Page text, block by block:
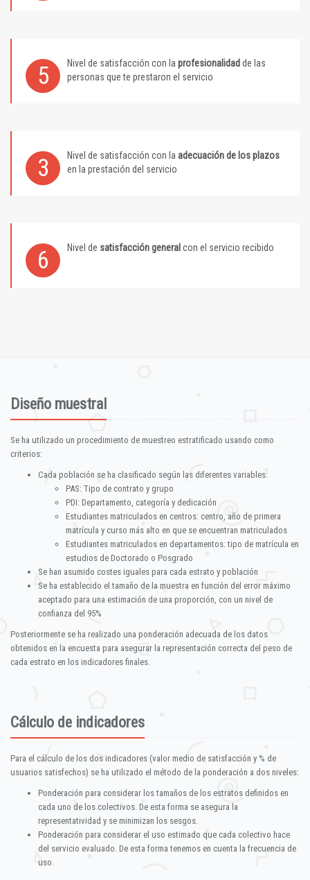
5 Nivel de satisfacción con la profesionalidad de las
personas que te prestaron el servicio
3 Nivel de satisfacción con la adecuación de los plazos
en la prestación del servicio
6 Nivel de satisfacción general con el servicio recibido
Diseño muestral
Se ha utilizado un procedimiento de muestreo estratificado usando como
criterios:
Cada población se ha clasificado según las diferentes variables:
PAS: Tipo de contrato y grupo
PDI: Departamento, categoría y dedicación
Estudiantes matriculados en centros: centro, año de primera
matrícula y curso más alto en que se encuentran matriculados
Estudiantes matriculados en departamentos: tipo de matrícula en
estudios de Doctorado o Posgrado
Se han asumido costes iguales para cada estrato y población
Se ha establecido el tamaño de la muestra en función del error máximo
aceptado para una estimación de una proporción, con un nivel de
confianza del 95%
Posteriormente se ha realizado una ponderación adecuada de los datos
obtenidos en la encuesta para asegurar la representación correcta del peso de
cada estrato en los indicadores finales.
Cálculo de indicadores
Para el cálculo de los dos indicadores (valor medio de satisfacción y % de
usuarios satisfechos) se ha utilizado el método de la ponderación a dos niveles:
Ponderación para considerar los tamaños de los estratos definidos en
cada uno de los colectivos. De esta forma se asegura la
representatividad y se minimizan los sesgos.
Ponderación para considerar el uso estimado que cada colectivo hace
del servicio evaluado. De esta forma tenemos en cuenta la frecuencia de
uso.